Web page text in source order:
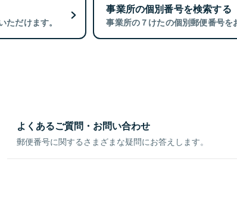
だけます。
事業所の個別番号を検索する
事業所の７けたの個別郵便番号を
よくあるご質問・お問い合わせ
郵便番号に関するさまざまな疑問にお答えします。